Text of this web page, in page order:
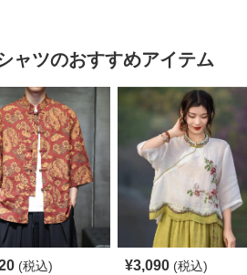
ャツのおすすめアイテム
(税込) ¥3,090 (税込)